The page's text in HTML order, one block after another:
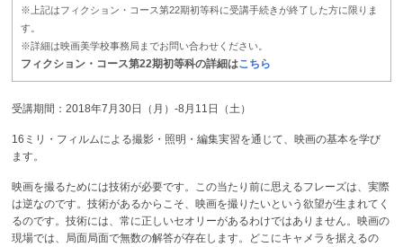
※上記はフィクション・コース第22期初等科に受講手続きが終了した方に限りま
す。
※詳細は映画美学校事務局までお問い合わせください。
フィクション・コース第22期初等科の詳細はこちら
受講期間：2018年7月30日（月）-8月11日（土）
16ミリ・フィルムによる撮影・照明・編集実習を通じて、映画の基本を学び
ます。
映画を撮るためには技術が必要です。この当たり前に思えるフレーズは、実際
は逆なのです。技術があるからこそ、映画を撮りたいという欲望が生まれてく
るのです。技術には、常に正しいセオリーがあるわけではありません。映画の
現場では、局面局面で無数の解答が存在します。どこにキャメラを据えるの